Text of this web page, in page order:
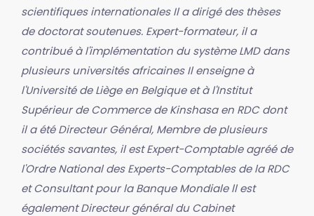
scientifiques internationales Il a dirigé des thèses
de doctorat soutenues. Expert-formateur, il a
contribué à l'implémentation du système LMD dans
plusieurs universités africaines Il enseigne à
l'Université de Liège en Belgique et à l'Institut
Supérieur de Commerce de Kinshasa en RDC dont
il a été Directeur Général, Membre de plusieurs
sociétés savantes, il est Expert-Comptable agréé de
l'Ordre National des Experts-Comptables de la RDC
et Consultant pour la Banque Mondiale ll est
également Directeur général du Cabinet